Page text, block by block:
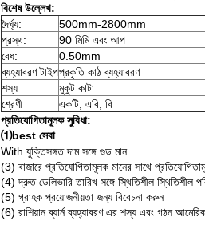
বিশেষ উল্লেখ:
দৈর্ঘ্য:
500mm-2800mm
প্রস্থ:
90 মিমি এবং আপ
বেধ:
0.50mm
ব্যহ্যাবরণ টাইপপ্রকৃতি কাঠ ব্যহ্যাবরণ
শস্য
মুকুট কাটা
শ্রেণী
একটি, এবি, বি
প্রতিযোগিতামূলক সুবিধা:
⑴best সেবা
With যুক্তিসঙ্গত দাম সঙ্গে গুড মান
(3) বাজারে প্রতিযোগিতামূলক মানের সাথে
(4) দ্রুত ডেলিভারি তারিখ সঙ্গে স্থিতিশীল স্থিতিশীল
(5) গ্রাহক প্রয়োজনীয়তা জন্য বিবেচনা করুন
(6) রাশিয়ান ব্যার্ন ব্যহ্যাবরণ এর শস্য এবং গঠন